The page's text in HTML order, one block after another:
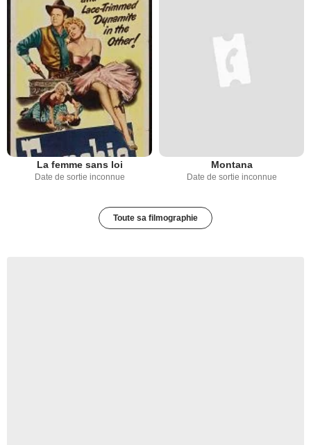
La femme sans loi
Date de sortie inconnue
Montana
Date de sortie inconnue
Toute sa filmographie